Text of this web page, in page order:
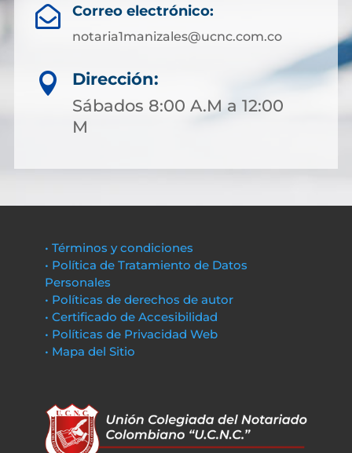
 Correo electrónico:
notaria1manizales@ucnc.com.co

Dirección:
Sábados 8:00 A.M a 12:00
M
• Términos y condiciones
• Política de Tratamiento de Datos
Personales
• Políticas de derechos de autor
• Certificado de Accesibilidad
• Políticas de Privacidad Web
• Mapa del Sitio